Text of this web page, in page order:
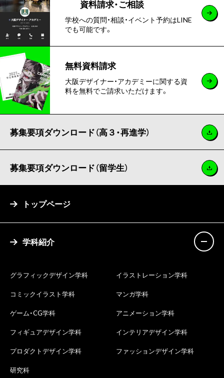
資料請求・ご相談
学校への質問・相談・イベント予約はLINE
でも可能です。
無料資料請求
大阪デザイナー・アカデミーに関する資
料を無料でご請求いただけます。
募集要項ダウンロード（高３・再進学）
募集要項ダウンロード（留学生）
トップページ
学科紹介
グラフィックデザイン学科
イラストレーション学科
コミックイラスト学科
マンガ学科
ゲーム・CG学科
アニメーション学科
フィギュアデザイン学科
インテリアデザイン学科
プロダクトデザイン学科
ファッションデザイン学科
研究科